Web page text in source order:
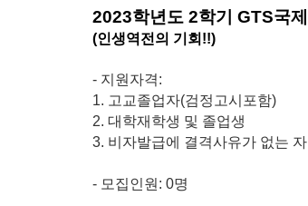
2023학년도 2학기 GTS국제
(인생역전의 기회!!)
- 지원자격:
1. 고교졸업자(검정고시포함)
2. 대학재학생 및 졸업생
3. 비자발급에 결격사유가 없는 자
- 모집인원 : 0명